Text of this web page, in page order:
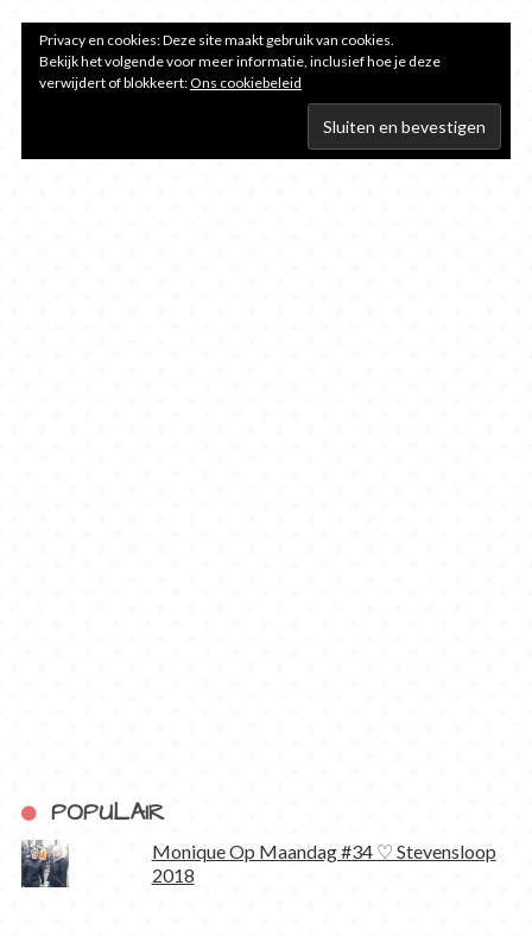
Privacy en cookies: Deze site maakt gebruik van cookies.
Bekijk het volgende voor meer informatie, inclusief hoe je deze
verwijdert of blokkeert:Ons cookiebeleid
POPULAIR
Monique Op Maandag #34 ♡ Stevensloop
2018